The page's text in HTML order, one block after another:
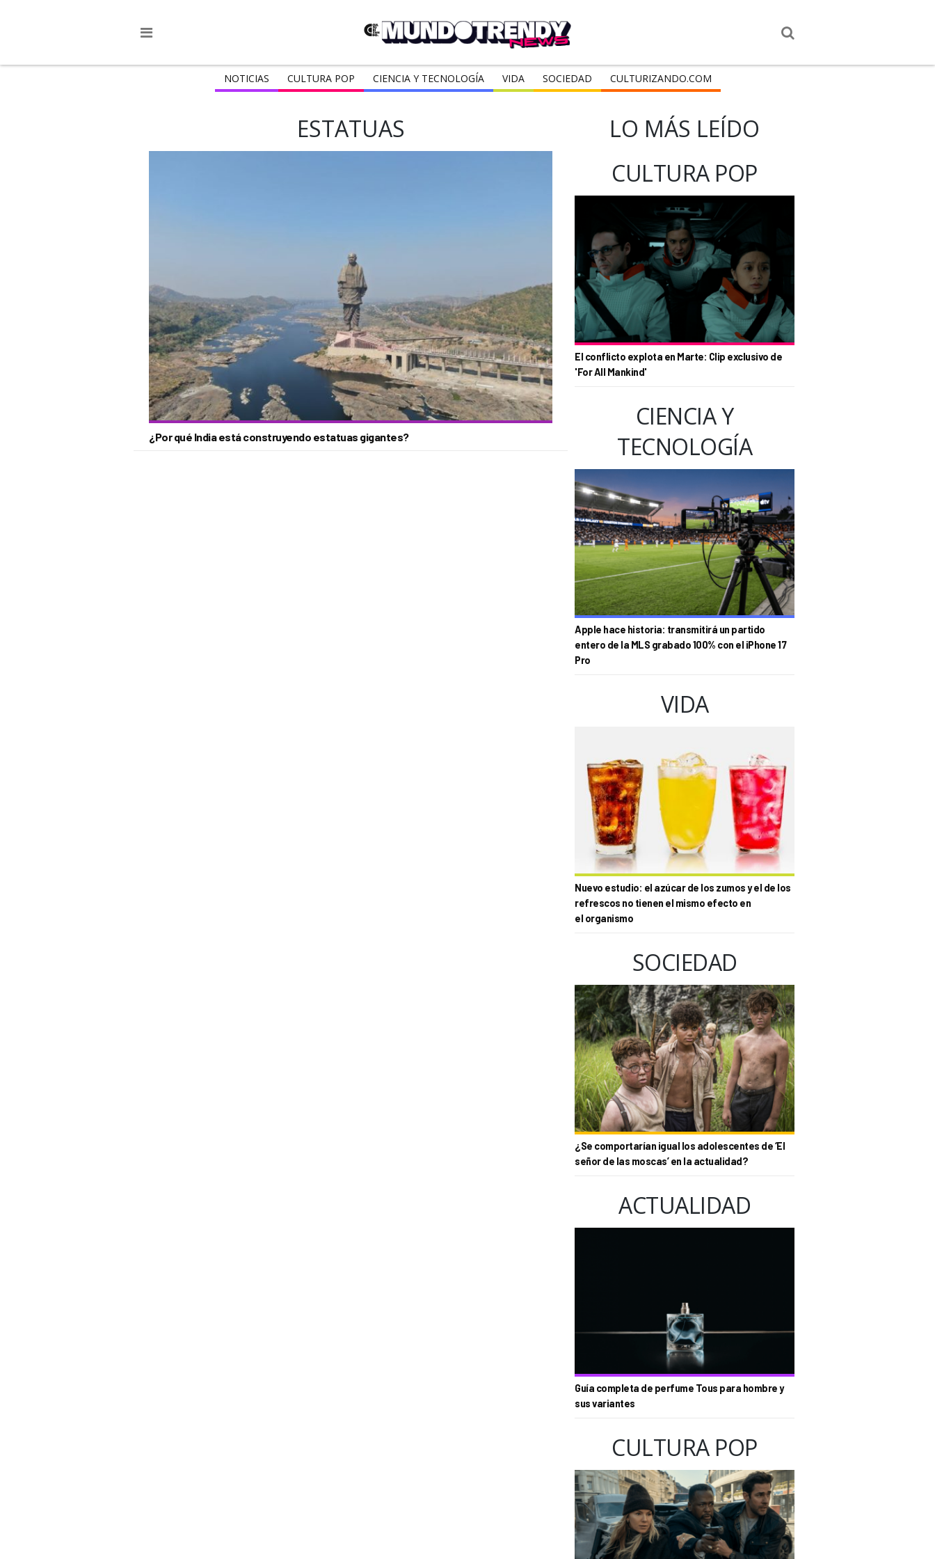
NOTICIAS CULTURA POP CIENCIA Y TECNOLOGÍA VIDA SOCIEDAD CULTURIZANDO.COM
ESTATUAS
¿Por qué India está construyendo estatuas gigantes?
LO MÁS LEÍDO
CULTURA POP
El conflicto explota en Marte: Clip exclusivo de
'For All Mankind'
CIENCIA Y
TECNOLOGÍA
Apple hace historia: transmitirá un partido
entero de la MLS grabado 100% con el iPhone 17
Pro
VIDA
Nuevo estudio: el azúcar de los zumos y el de los
refrescos no tienen el mismo efecto en
el organismo
SOCIEDAD
¿Se comportarían igual los adolescentes de ‘El
señor de las moscas’ en la actualidad?
ACTUALIDAD
Guía completa de perfume Tous para hombre y
sus variantes
CULTURA POP